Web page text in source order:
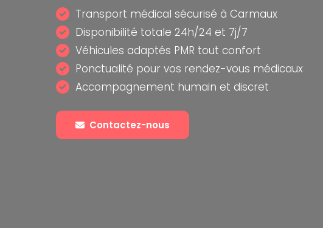
Transport médical sécurisé à Carmaux
Disponibilité totale 24h/24 et 7j/7
Véhicules adaptés PMR tout confort
Ponctualité pour vos rendez-vous médicaux
Accompagnement humain et discret
Contactez-nous